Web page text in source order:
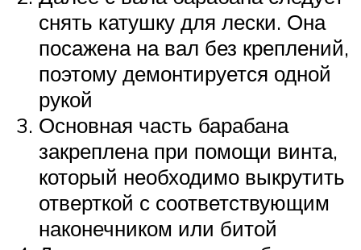
снять катушку для лески. Она
посажена на вал без креплений,
поэтому демонтируется одной
рукой
Основная часть барабана
закреплена при помощи винта,
который необходимо выкрутить
отверткой с соответствующим
наконечником или битой